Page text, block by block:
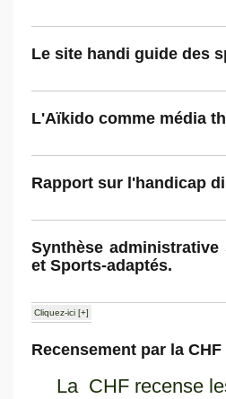
Le site handi guide des
L'Aïkido comme média
Rapport sur l'handicap
Synthèse
et Sports-adaptés.
Cliquez-ici [+]
Recensement par la
La CHF recense